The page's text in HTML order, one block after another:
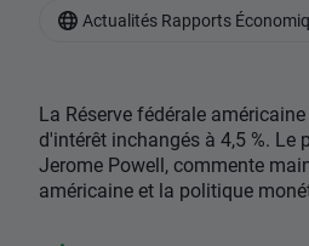
La Réserve fédérale
d'intérêt inchangés à 4,5 %. Le
Jerome Powell, commente
américaine et la politique
Actualités Rapports